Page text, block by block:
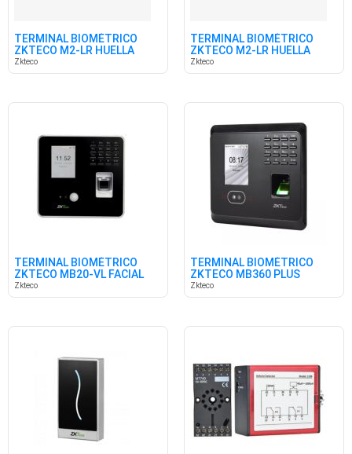
TERMINAL BIOMÉTRICO
ZKTECO M2-LR HUELLA
TARJETA ID
Zkteco
TERMINAL BIOMÉTRICO
ZKTECO M2-LR HUELLA
TARJ C/BAT
Zkteco
TERMINAL BIOMÉTRICO
ZKTECO MB20-VL FACIAL
WIFI
Zkteco
TERMINAL BIOMÉTRICO
ZKTECO MB360 PLUS
MULTIBIO
Zkteco